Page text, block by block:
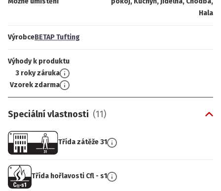
Hala
VýrobceBETAP Tufting
Výhody k produktu
3 roky záruka
Vzorek zdarma
Speciální vlastnosti (11)
Třída zátěže 31
Třída hořlavosti Cfl - s1